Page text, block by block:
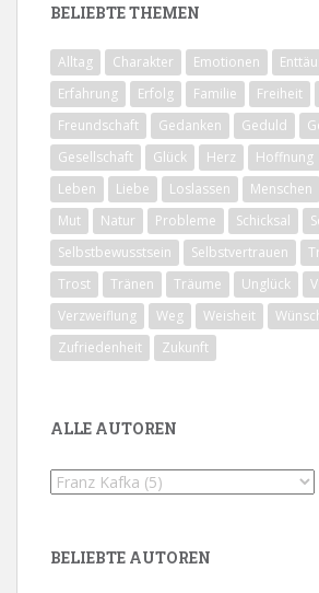
BELIEBTE THEMEN
Alltag Charakter Emotionen
Erfahrung
Erfolg Familie Freiheit
Freundschaft
Gedanken Geduld
Gesellschaft
Glück Herz Hoffnung
Leben
Liebe Loslassen Menschen
Mut
Natur Probleme Schicksal
Selbstbewusstsein
Selbstvertrauen
Trost
Tränen Träume Unglück
Verzweiflung
Weg Weisheit
Zufriedenheit
Zukunft
ALLE AUTOREN
BELIEBTE AUTOREN